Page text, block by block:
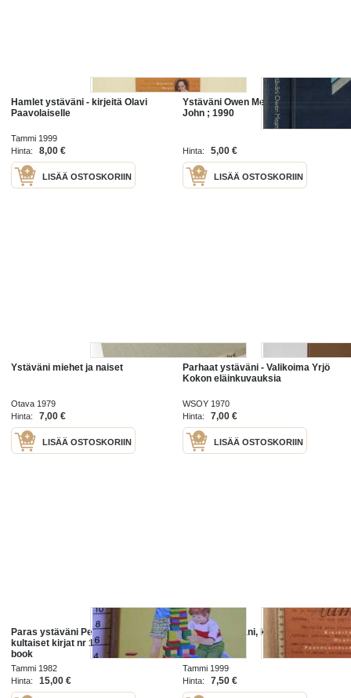
Hamlet ystäväni - kirjeitä Olavi
Paavolaiselle
Tammi 1999
Hinta:
8,00 €
LISÄÄ OSTOSKORIIN
Ystäväni Owen MeanyKirjaIrving,
John ; 1990
Hinta: 5,00 €
LISÄÄ OSTOSKORIIN
Ystäväni miehet ja naiset
Otava 1979
Hinta:
7,00 €
LISÄÄ OSTOSKORIIN
Parhaat ystäväni - Valikoima Yrjö
Kokon eläinkuvauksia
WSOY 1970
Hinta:
7,00 €
LISÄÄ OSTOSKORIIN
Paras ystäväni Pete - Tammen
kultaiset kirjat nr 160 -children´s
book
Tammi 1982
Hinta:
15,00 €
Hamlet ystäväni, kirjeitä Olavi
Paavolaiselle
Tammi 1999
Hinta:
7,50 €